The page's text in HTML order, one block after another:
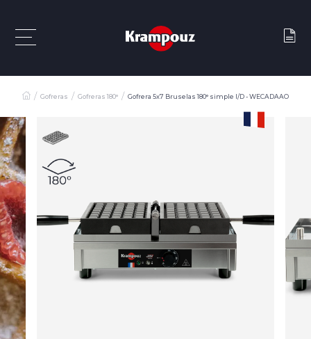
Gofreras Gofreras 180° Gofrera 5x7 Bruselas 180° simple I/D - WECADAAO